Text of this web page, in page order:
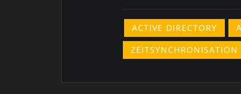
ACTIVE DIRECTORY
ZEITSYNCHRONISATION